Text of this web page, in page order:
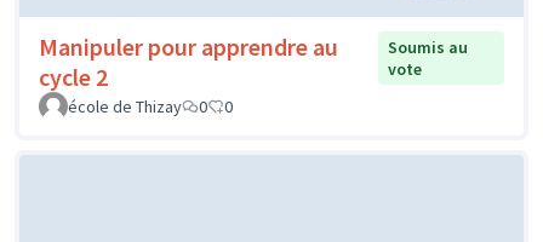
Un espace bien-être et détente au